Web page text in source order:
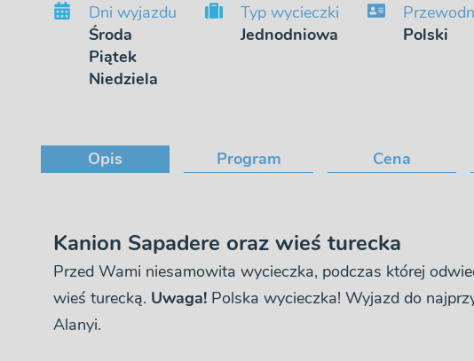
Dni wyjazdu
Środa
Piątek
Niedziela
Typ wycieczki
Jednodniowa
Polski
Opis Program Cena
Kanion Sapadere oraz wieś turecka
Przed Wami niesamowita wycieczka, podczas której
wieś turecką. Uwaga!Polska wycieczka! Wyjazd do
Alanyi.